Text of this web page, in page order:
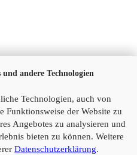
und andere Technologien
Technologien, auch von
Funktionsweise der Website zu
Angebotes zu analysieren und
bieten zu können. Weitere
Datenschutzerklärung.